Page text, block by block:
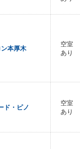
本厚木
空室
あり
ド・ピノ
空室
あり